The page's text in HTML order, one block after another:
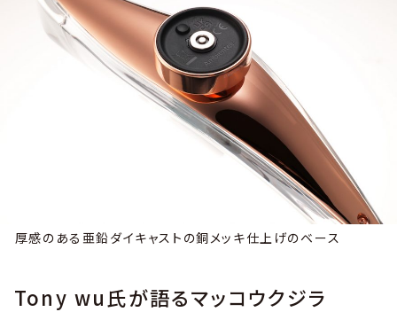
厚感のある亜鉛ダイキャストの銅メッキ仕上げのベース
Tony wu氏が語るマッコウクジラ